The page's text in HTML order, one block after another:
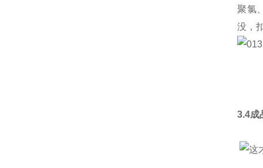
聚氯
没，
3.4成